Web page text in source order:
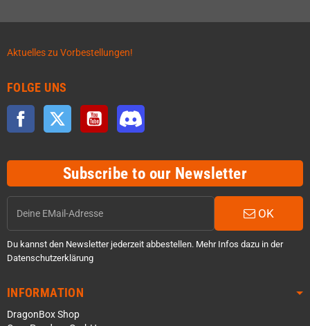
Aktuelles zu Vorbestellungen!
FOLGE UNS
Facebook Twitter YouTube
Subscribe to our Newsletter
OK
Du kannst den Newsletter jederzeit abbestellen. Mehr Infos dazu in der
Datenschutzerklärung
INFORMATION
DragonBox Shop